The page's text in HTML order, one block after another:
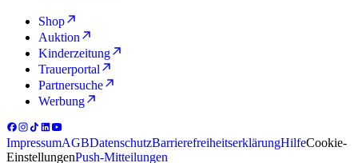
Shop
Auktion
Kinderzeitung
Trauerportal
Partnersuche
Werbung
ImpressumAGBDatenschutzBarrierefreiheitserklärungHilfeCookie-
EinstellungenPush-Mitteilungen